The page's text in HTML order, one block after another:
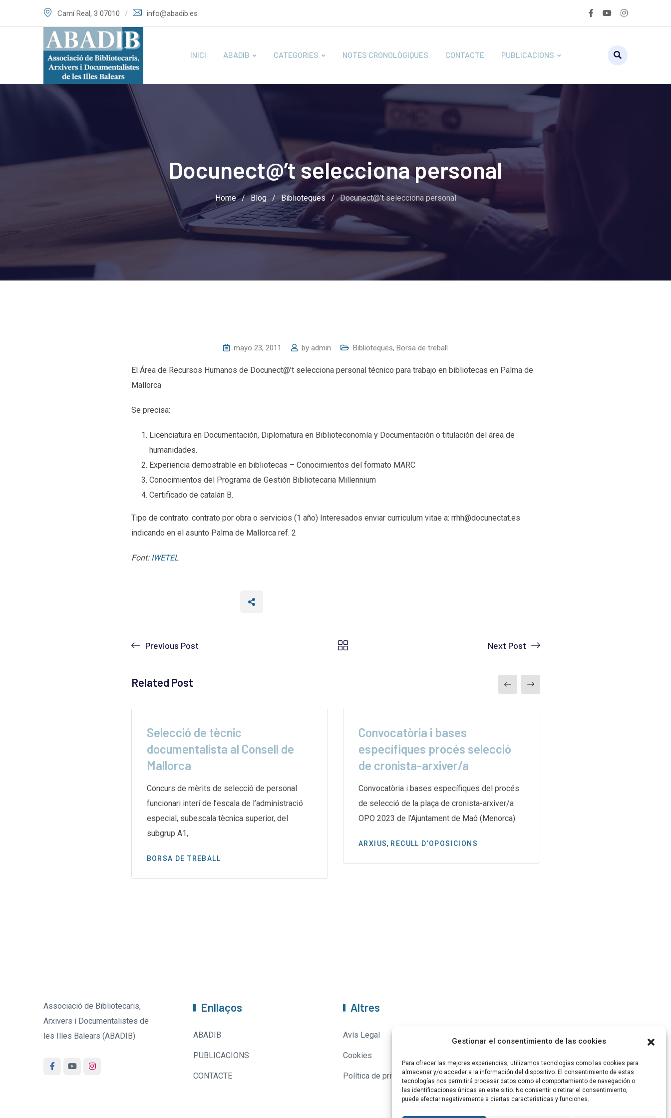
Gestionar el consentimiento de las cookies
Para ofrecer las mejores experiencias, utilizamos tecnologías como las cookies para
almacenar y/o acceder a la información del dispositivo. El consentimiento de estas
tecnologías nos permitirá procesar datos como el comportamiento de navegación o
las identificaciones únicas en este sitio. No consentir o retirar el consentimiento,
puede afectar negativamente a ciertas características y funciones.
Camí Real, 3 07010 info@abadib.es
INICI ABADIB CATEGORIES NOTES CRONOLÒGIQUES CONTACTE PUBLICACIONS
Docunect@’t selecciona personal
Home / Blog / Biblioteques / Docunect@’t selecciona personal
mayo 23, 2011 by admin Biblioteques, Borsa de treball
El Área de Recursos Humanos de Docunect@’t selecciona personal técnico para trabajo en bibliotecas en Palma de
Mallorca
Se precisa:
Licenciatura en Documentación, Diplomatura en Biblioteconomía y Documentación o titulación del área de
humanidades.
Experiencia demostrable en bibliotecas – Conocimientos del formato MARC
Conocimientos del Programa de Gestión Bibliotecaria Millennium
Certificado de catalán B.
Tipo de contrato: contrato por obra o servicios (1 año) Interesados enviar curriculum vitae a: rrhh@docunectat.es
indicando en el asunto Palma de Mallorca ref. 2
Font:IWETEL
Previous Post Next Post
Related Post
Selecció de tècnic
documentalista al Consell de
Mallorca
Concurs de mèrits de selecció de personal
funcionari interí de l’escala de l’administració
especial, subescala tècnica superior, del
subgrup A1,
BORSA DE TREBALL
Convocatòria i bases
específiques procés selecció
de cronista-arxiver/a
Convocatòria i bases específiques del procés
de selecció de la plaça de cronista-arxiver/a
OPO 2023 de l’Ajuntament de Maó (Menorca).
ARXIUS, RECULL D’OPOSICIONS
Associació de Bibliotecaris,
Arxivers i Documentalistes de
les Illes Balears (ABADIB)
Enllaços
ABADIB
PUBLICACIONS
CONTACTE
Altres
Avís Legal
Cookies
Política de privacitat